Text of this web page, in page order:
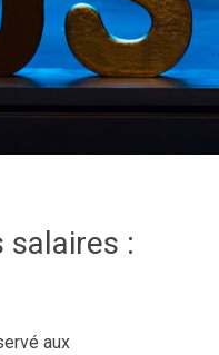
salaires :
aux